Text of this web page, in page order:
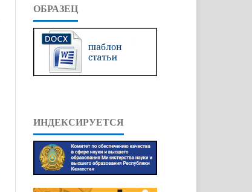
ОБРАЗЕЦ
ИНДЕКСИРУЕТСЯ